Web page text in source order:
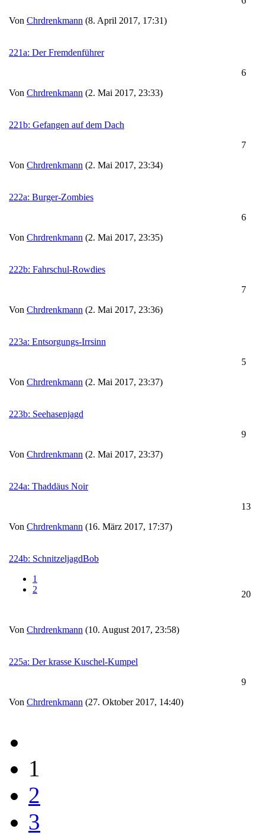
Von Chrdrenkmann (8. April 2017, 17:31)
221a: Der Fremdenführer
Von Chrdrenkmann (2. Mai 2017, 23:33)
6
221b: Gefangen auf dem Dach
Von Chrdrenkmann (2. Mai 2017, 23:34)
7
222a: Burger-Zombies
Von Chrdrenkmann (2. Mai 2017, 23:35)
6
222b: Fahrschul-Rowdies
Von Chrdrenkmann (2. Mai 2017, 23:36)
7
223a: Entsorgungs-Irrsinn
Von Chrdrenkmann (2. Mai 2017, 23:37)
5
223b: Seehasenjagd
Von Chrdrenkmann (2. Mai 2017, 23:37)
9
224a: Thaddäus Noir
Von Chrdrenkmann (16. März 2017, 17:37)
13
224b: SchnitzeljagdBob
1
2
Von Chrdrenkmann (10. August 2017, 23:58)
20
225a: Der krasse Kuschel-Kumpel
Von Chrdrenkmann (27. Oktober 2017, 14:40)
9
1
2
3